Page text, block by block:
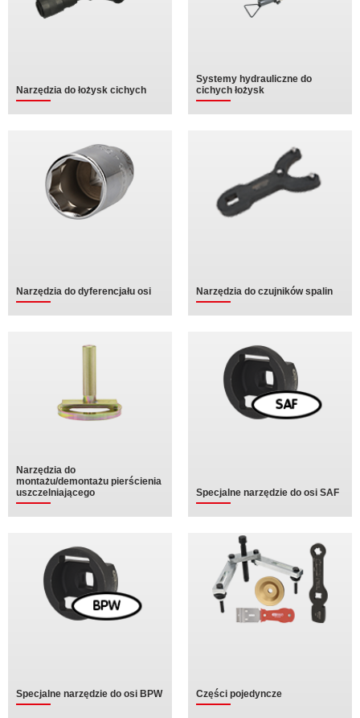
Narzędzia do łożysk cichych
Systemy hydrauliczne do
cichych łożysk
Narzędzia do dyferencjału osi Narzędzia do czujników spalin
Narzędzia do
montażu/demontażu pierścienia
uszczelniającego
Specjalne narzędzie do osi SAF
Specjalne narzędzie do osi BPW Części pojedyncze